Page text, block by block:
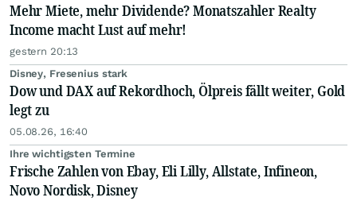
Mehr Miete, mehr Dividende? Monatszahler Realty
Income macht Lust auf mehr!
gestern 20:13
Disney, Fresenius stark
Dow und DAX auf Rekordhoch, Ölpreis fällt weiter, Gold
legt zu
05.08.26, 16:40
Ihre wichtigsten Termine
Frische Zahlen von Ebay, Eli Lilly, Allstate, Infineon,
Novo Nordisk, Disney